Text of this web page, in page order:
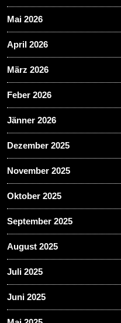
Mai 2026
April 2026
März 2026
Feber 2026
Jänner 2026
Dezember 2025
November 2025
Oktober 2025
September 2025
August 2025
Juli 2025
Juni 2025